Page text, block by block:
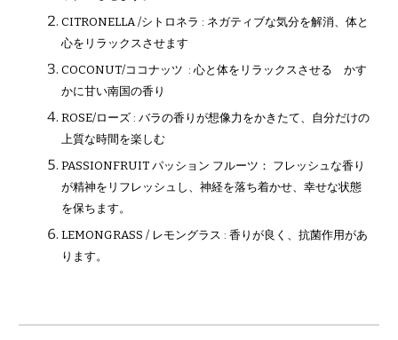
CITRONELLA /シトロネラ : ネガティブな気分を解消、体と
心をリラックスさせます
COCONUT/ココナッツ : 心と体をリラックスさせる かす
かに甘い南国の香り
ROSE/ローズ : バラの香りが想像力をかきたて、自分だけの
上質な時間を楽しむ
PASSIONFRUITパッション フルーツ ： フレッシュな香り
が精神をリフレッシュし、神経を落ち着かせ、幸せな状態
を保ちます。
LEMONGRASS / レモングラス : 香りが良く、抗菌作用があ
ります。